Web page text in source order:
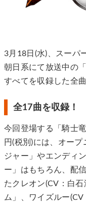
3月18日(水)、スーパ
朝日系にて放送中の
すべてを収録した全
全17曲を収録！
今回登場する「騎士
円(税別)には、オー
ジャー」やエンディ
ー」はもちろん、配
たクレオン(CV：白
ム」、ワイズルー